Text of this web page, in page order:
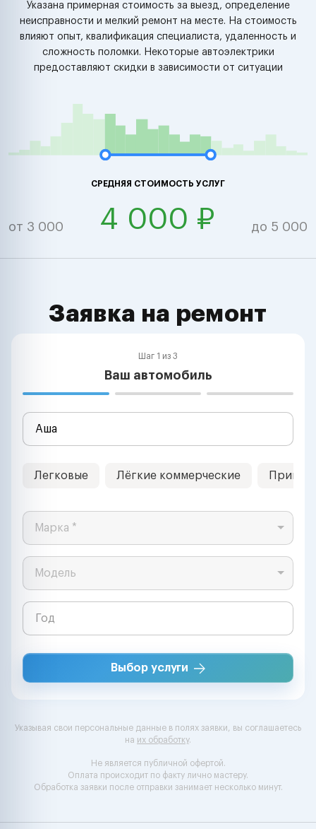
Указана примерная стоимость за выезд, определение
неисправности и мелкий ремонт на месте. На стоимость
влияют опыт, квалификация специалиста, удаленность и
сложность поломки. Некоторые автоэлектрики
предоставляют скидки в зависимости от ситуации
СРЕДНЯЯ СТОИМОСТЬ УСЛУГ
от 3 000 4 000 ₽ до 5 000
Заявка на ремонт
Шаг 1 из 3
Ваш автомобиль
Легковые Лёгкие коммерческие
Марка *
Модель
Выбор услуги
Указывая свои персональные данные в полях заявки, вы соглашаетесь
на их обработку.
Не является публичной офертой.
Оплата происходит по факту лично мастеру.
Обработка заявки после отправки занимает несколько минут.